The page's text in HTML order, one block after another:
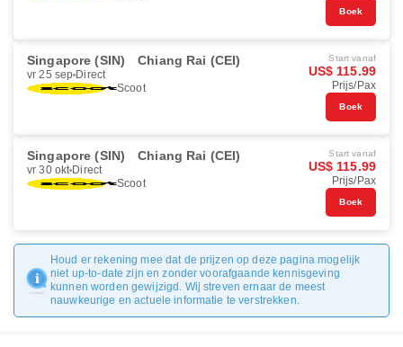
Boek
Singapore (SIN) Chiang Rai (CEI)
vr 25 sep Direct
Scoot
Start vanaf
US$ 115.99
Prijs/Pax
Boek
Singapore (SIN) Chiang Rai (CEI)
vr 30 okt Direct
Scoot
Start vanaf
US$ 115.99
Prijs/Pax
Boek
Houd er rekening mee dat de prijzen op deze pagina mogelijk
niet up-to-date zijn en zonder voorafgaande kennisgeving
kunnen worden gewijzigd. Wij streven ernaar de meest
nauwkeurige en actuele informatie te verstrekken.